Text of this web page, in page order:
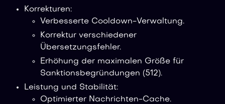
Korrekturen:
Verbesserte Cooldown-Verwaltung.
Korrektur verschiedener
Übersetzungsfehler.
Erhöhung der maximalen Größe für
Sanktionsbegründungen (512).
Leistung und Stabilität:
Optimierter Nachrichten-Cache.